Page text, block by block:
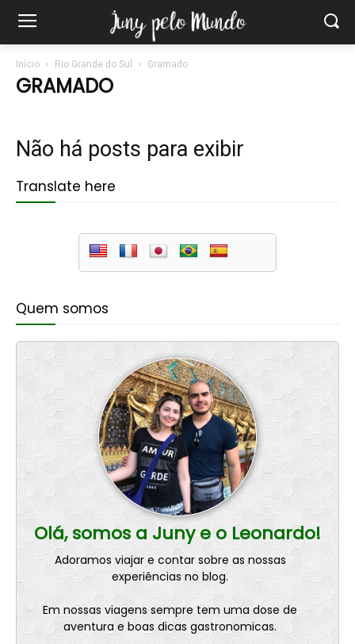
Início Rio Grande do Sul Gramado
GRAMADO
Não há posts para exibir
Translate here
Quem somos
Olá, somos a Juny e o Leonardo!
Adoramos viajar e contar sobre as nossas
experiências no blog.
Em nossas viagens sempre tem uma dose de
aventura e boas dicas gastronomicas.